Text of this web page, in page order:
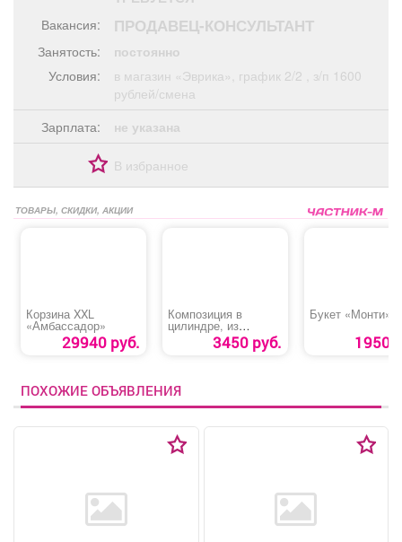
ТВ программа Я - пенсионер
Вакансия: ПРОДАВЕЦ-КОНСУЛЬТАНТ
Занятость:
постоянно
Условия:
в магазин «Эврика», график 2/2 , з/п 1600
рублей/смена
Зарплата:
не указана
В избранное
ТОВАРЫ, СКИДКИ, АКЦИИ
Корзина XXL
«Амбассадор»
29940 руб.
Композиция в
цилиндре, из
хризантем3450 руб.
Букет «Монти»
1950
ПОХОЖИЕ ОБЪЯВЛЕНИЯ